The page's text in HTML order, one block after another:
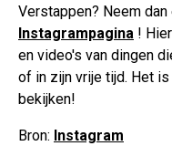
Verstappen? Neem
Instagrampagina !
en video's van dingen
of in zijn vrije tijd. Het
bekijken!
Bron: Instagram